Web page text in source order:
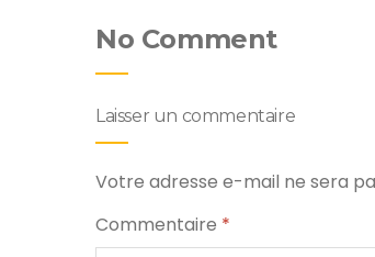
No Comment
Laisser un commentaire
Votre adresse e-mail ne sera
Commentaire *